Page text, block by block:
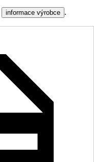
informace výrobce .